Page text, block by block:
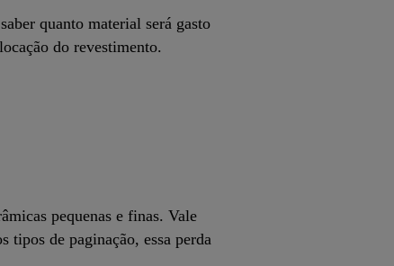
quanto material será gasto
do revestimento.
pequenas e finas. Vale
tipos de paginação, essa perda